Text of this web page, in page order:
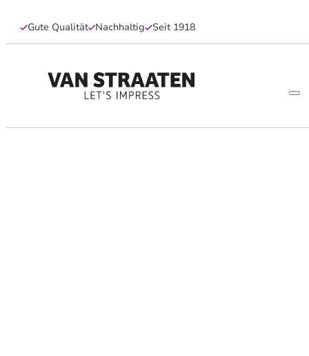
Gute Qualität Nachhaltig Seit 1918